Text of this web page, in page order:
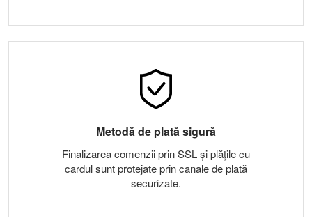
Metodă de plată sigură
Finalizarea comenzii prin SSL și plățile cu
cardul sunt protejate prin canale de plată
securizate.